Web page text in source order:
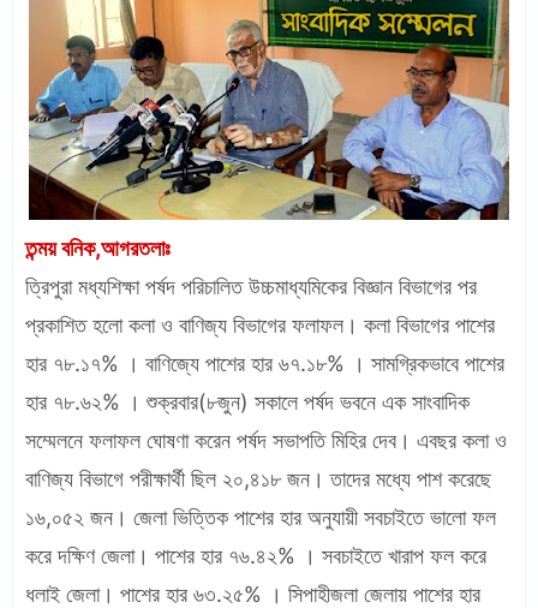
তন্ময় বনিক,আগরতলাঃ
ত্রিপুরা মধ্যশিক্ষা পর্ষদ পরিচালিত উচ্চমাধ্যমিকের বিজ্ঞান বিভাগের পর
প্রকাশিত হলো কলা ও বাণিজ্য বিভাগের ফলাফল। কলা বিভাগের পাশের
হার ৭৮.১৭% । বাণিজ্যে পাশের হার ৬৭.১৮% । সামগ্রিকভাবে পাশের
হার ৭৮.৬২% । শুক্রবার(৮জুন) সকালে পর্ষদ ভবনে এক সাংবাদিক
সম্মেলনে ফলাফল ঘোষণা করেন পর্ষদ সভাপতি মিহির দেব। এবছর কলা ও
বাণিজ্য বিভাগে পরীক্ষার্থী ছিল ২০,৪১৮ জন। তাদের মধ্যে পাশ করেছে
১৬,০৫২ জন। জেলা ভিত্তিক পাশের হার অনুযায়ী সবচাইতে ভালো ফল
করে দক্ষিণ জেলা। পাশের হার ৭৬.৪২% । সবচাইতে খারাপ ফল করে
ধলাই জেলা। পাশের হার ৬৩.২৫% । সিপাহীজলা জেলায় পাশের হার